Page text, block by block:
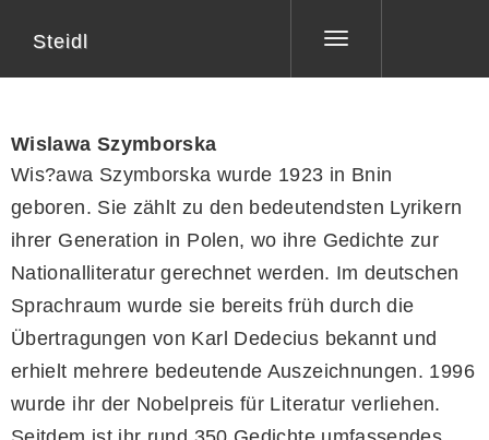
Toggle
Steidl
Wislawa Szymborska
Wis?awa Szymborska wurde 1923 in Bnin
geboren. Sie zählt zu den bedeutendsten Lyrikern
ihrer Generation in Polen, wo ihre Gedichte zur
Nationalliteratur gerechnet werden. Im deutschen
Sprachraum wurde sie bereits früh durch die
Übertragungen von Karl Dedecius bekannt und
erhielt mehrere bedeutende Auszeichnungen. 1996
wurde ihr der Nobelpreis für Literatur verliehen.